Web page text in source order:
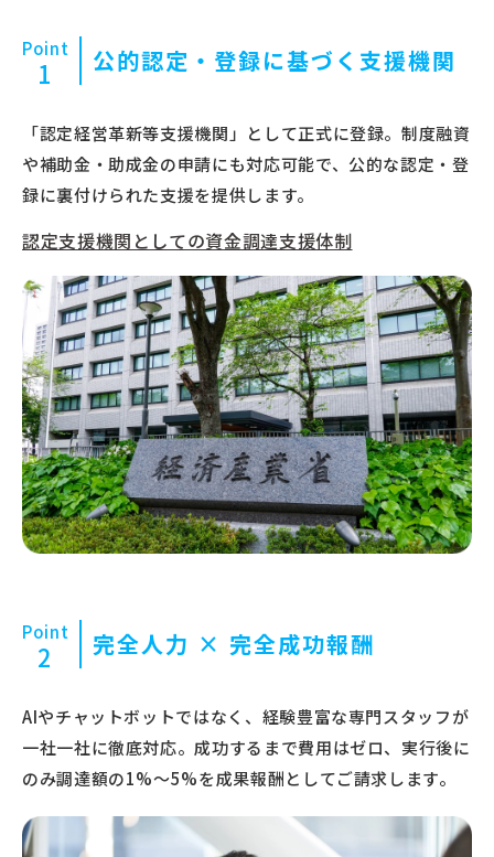
Point
1 公的認定・登録に基づく支援機関
「認定経営革新等支援機関」として正式に登録。制度融資
や補助金・助成金の申請にも対応可能で、公的な認定・登
録に裏付けられた支援を提供します。
認定支援機関としての資金調達支援体制
Point
2 完全人力 × 完全成功報酬
AIやチャットボットではなく、経験豊富な専門スタッフが
一社一社に徹底対応。成功するまで費用はゼロ、実行後に
のみ調達額の1%〜5%を成果報酬としてご請求します。